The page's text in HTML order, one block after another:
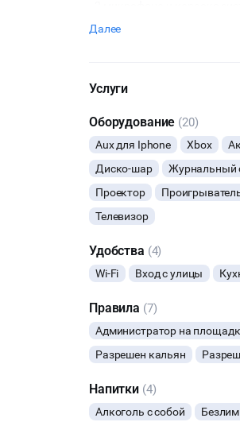
- Светомузыка
- Стол для бирпонга
- И незабываемая атмосфера
Единственный лофт с
Мы бесплатно
Скидки на Дни Рождения и
Пишите / звоните , что бы
предложит вам другие
Далее
Услуги
Оборудование (20)
Aux для Iphone Xbox
Диско-шар
Журнальный
Проектор
Телевизор
Удобства (4)
Wi-Fi Вход с улицы
Правила (7)
Администратор на
Разрешен кальян
Напитки (4)
Алкоголь с собой